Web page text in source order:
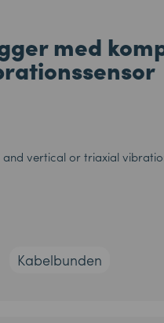
med
Kabelbunden